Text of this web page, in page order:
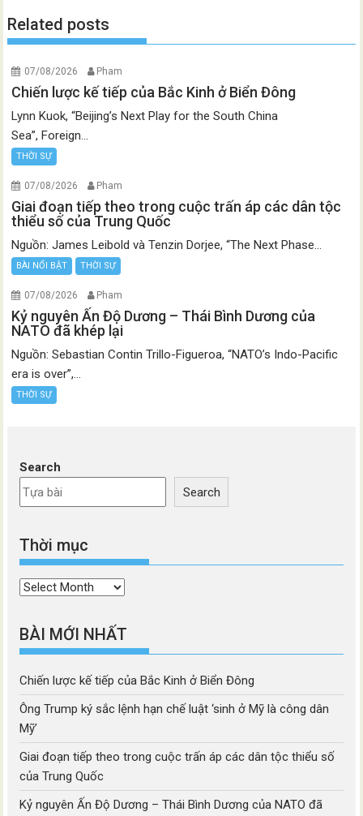
Related posts
07/08/2026 Pham
Chiến lược kế tiếp của Bắc Kinh ở Biển Đông
Lynn Kuok, “Beijing’s Next Play for the South China
Sea”, Foreign...
THỜI SỰ
07/08/2026 Pham
Giai đoạn tiếp theo trong cuộc trấn áp các dân tộc
thiểu số của Trung Quốc
Nguồn: James Leibold và Tenzin Dorjee, “The Next Phase...
BÀI NỔI BẬT THỜI SỰ
07/08/2026 Pham
Kỷ nguyên Ấn Độ Dương – Thái Bình Dương của
NATO đã khép lại
Nguồn: Sebastian Contin Trillo-Figueroa, “NATO’s Indo-Pacific
era is over”,...
THỜI SỰ
Search
Search
Thời mục
Thời
BÀI MỚI NHẤT
Chiến lược kế tiếp của Bắc Kinh ở Biển Đông
Ông Trump ký sắc lệnh hạn chế luật ‘sinh ở Mỹ là công dân
Mỹ’
Giai đoạn tiếp theo trong cuộc trấn áp các dân tộc thiểu số
của Trung Quốc
Kỷ nguyên Ấn Độ Dương – Thái Bình Dương của NATO đã